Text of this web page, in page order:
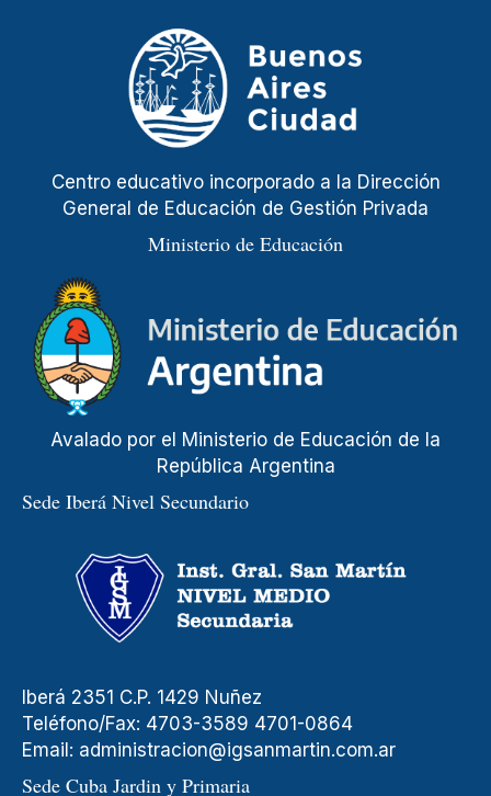
Centro educativo incorporado a la Dirección
General de Educación de Gestión Privada
Ministerio de Educación
Avalado por el Ministerio de Educación de la
República Argentina
Sede Iberá Nivel Secundario
Iberá 2351 C.P. 1429 Nuñez
Teléfono/Fax: 4703-3589 4701-0864
Email: administracion@igsanmartin.com.ar
Sede Cuba Jardin y Primaria